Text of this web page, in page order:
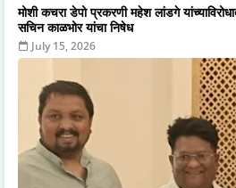
मोशी कचरा डेपो प्रकरणी महेश लांडगे
सचिन काळभोर यांचा निषेध
July 15, 2026